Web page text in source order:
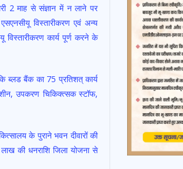
2 माह से संज्ञान में न लाने पर
विस्तारीकरण एवं अन्य
कार्य पूर्ण करने के
ब्लड बैंक का 75 प्रतिशत् कार्य
उपकरण चिकिक्त्सक स्टॉफ,
के पुराने भवन दीवारों की
की धनराशि जिला योजना से